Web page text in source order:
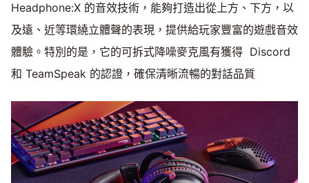
Headphone:X 的音效技術，能夠打造出從上方、下方，以
及遠、近等環繞立體聲的表現，提供給玩家豐富的遊戲音效
體驗。特別的是，它的可拆式降噪麥克風有獲得 Discord
和 TeamSpeak 的認證，確保清晰流暢的對話品質